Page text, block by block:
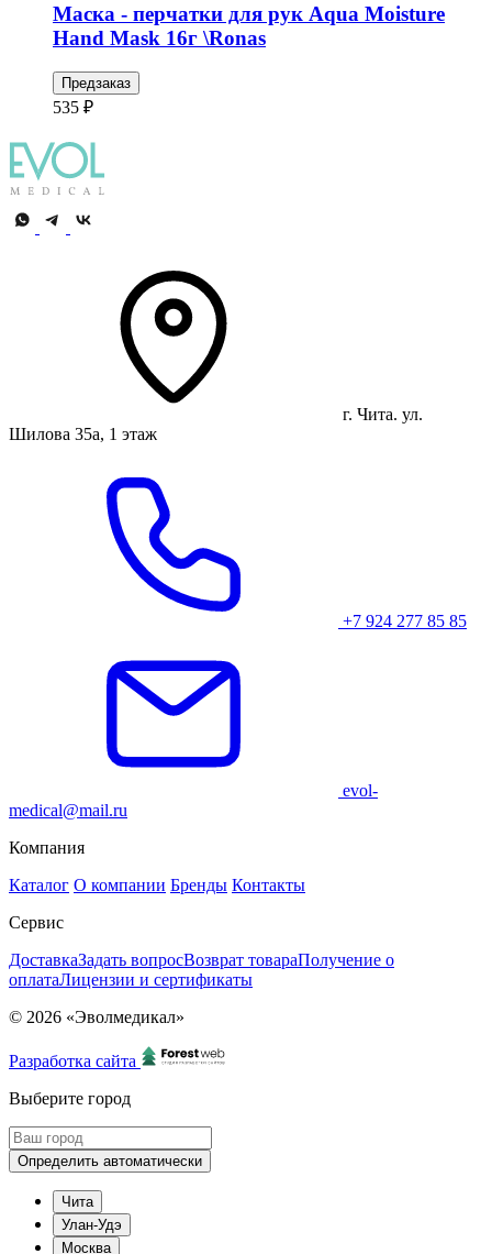
Маска - перчатки для рук Aqua Moisture
Hand Mask 16г \Ronas
Предзаказ
535 ₽
г. Чита. ул.
Шилова 35а, 1 этаж
+7 924 277 85 85
evol-
medical@mail.ru
Компания
Каталог О компании Бренды Контакты
Сервис
ДоставкаЗадать вопросВозврат товараПолучение о
оплатаЛицензии и сертификаты
© 2026 «Эволмедикал»
Разработка сайта
Выберите город
Определить автоматически
Чита
Улан-Удэ
Москва